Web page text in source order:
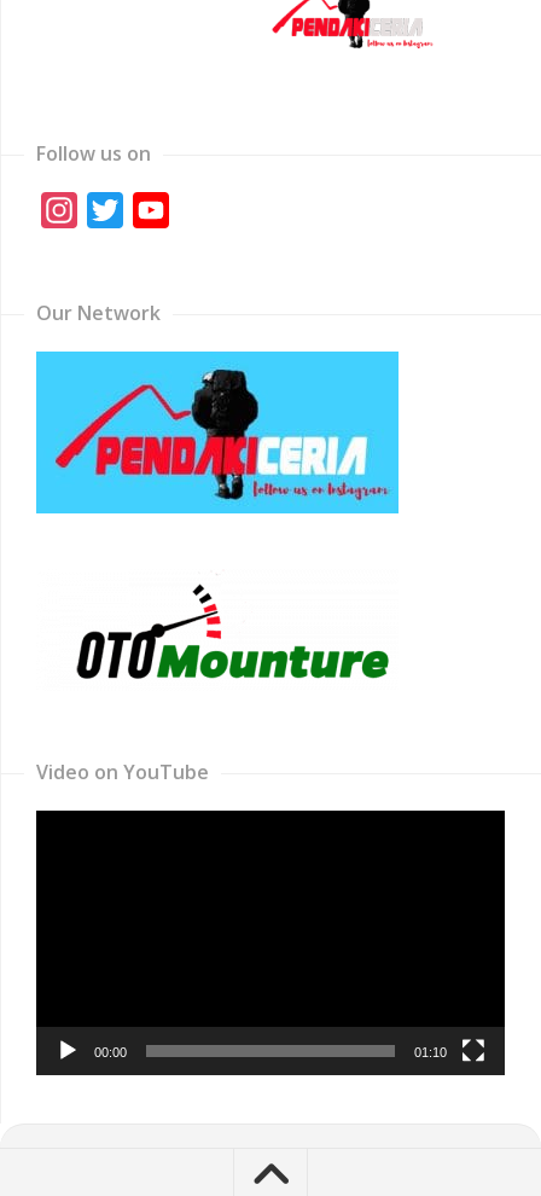
Follow us on
Instagram
Twitter
Our Network
Video on YouTube
00:00 01:10